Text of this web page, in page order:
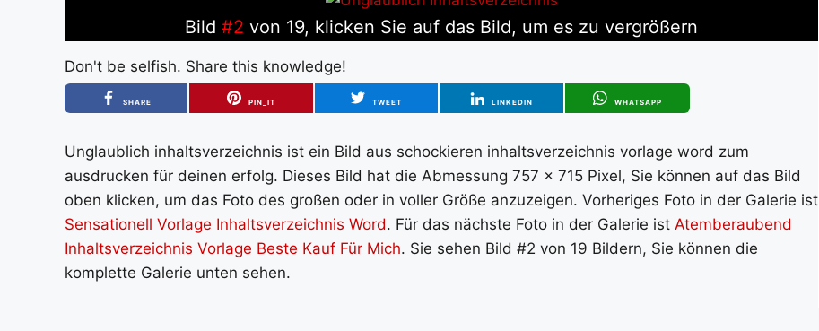
Bild #2 von 19, klicken Sie auf das Bild, um es zu vergrößern
Don't be selfish. Share this knowledge!
SHARE PIN_IT TWEET LINKEDIN WHATSAPP
Unglaublich inhaltsverzeichnis ist ein Bild aus schockieren inhaltsverzeichnis vorlage word zum
ausdrucken für deinen erfolg. Dieses Bild hat die Abmessung 757 x 715 Pixel, Sie können auf das Bild
oben klicken, um das Foto des großen oder in voller Größe anzuzeigen. Vorheriges Foto in der Galerie ist
Sensationell Vorlage Inhaltsverzeichnis Word. Für das nächste Foto in der Galerie ist Atemberaubend
Inhaltsverzeichnis Vorlage Beste Kauf Für Mich. Sie sehen Bild #2 von 19 Bildern, Sie können die
komplette Galerie unten sehen.